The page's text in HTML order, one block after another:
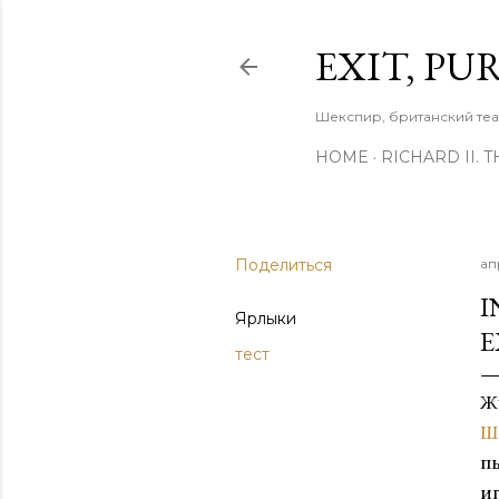
EXIT,
Шекспир, британский
HOME RICHARD II.
Поделиться
Ярлыки
тест